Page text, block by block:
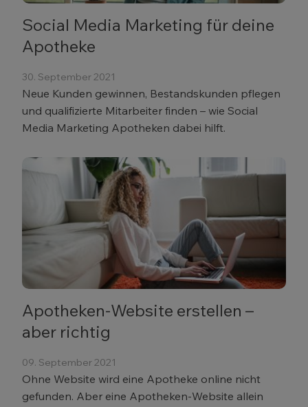
Social Media Marketing für deine
Apotheke
30. September 2021
Neue Kunden gewinnen, Bestandskunden pflegen
und qualifizierte Mitarbeiter finden – wie Social
Media Marketing Apotheken dabei hilft.
Apotheken-Website erstellen –
aber richtig
09. September 2021
Ohne Website wird eine Apotheke online nicht
gefunden. Aber eine Apotheken-Website allein